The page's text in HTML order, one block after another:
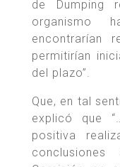
de Dumping
organismo
encontrarían
permitirían
del plazo”.
Que, en tal
explicó que
positiva